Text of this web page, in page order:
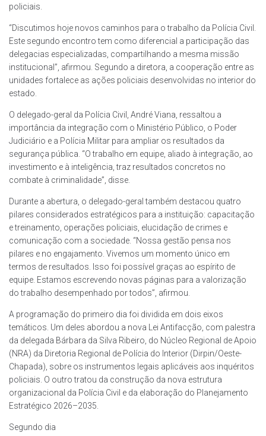
policiais.
“Discutimos hoje novos caminhos para o trabalho da Polícia Civil.
Este segundo encontro tem como diferencial a participação das
delegacias especializadas, compartilhando a mesma missão
institucional”, afirmou. Segundo a diretora, a cooperação entre as
unidades fortalece as ações policiais desenvolvidas no interior do
estado.
O delegado-geral da Polícia Civil, André Viana, ressaltou a
importância da integração com o Ministério Público, o Poder
Judiciário e a Polícia Militar para ampliar os resultados da
segurança pública. “O trabalho em equipe, aliado à integração, ao
investimento e à inteligência, traz resultados concretos no
combate à criminalidade”, disse.
Durante a abertura, o delegado-geral também destacou quatro
pilares considerados estratégicos para a instituição: capacitação
e treinamento, operações policiais, elucidação de crimes e
comunicação com a sociedade. “Nossa gestão pensa nos
pilares e no engajamento. Vivemos um momento único em
termos de resultados. Isso foi possível graças ao espírito de
equipe. Estamos escrevendo novas páginas para a valorização
do trabalho desempenhado por todos”, afirmou.
A programação do primeiro dia foi dividida em dois eixos
temáticos. Um deles abordou a nova Lei Antifacção, com palestra
da delegada Bárbara da Silva Ribeiro, do Núcleo Regional de Apoio
(NRA) da Diretoria Regional de Polícia do Interior (Dirpin/Oeste-
Chapada), sobre os instrumentos legais aplicáveis aos inquéritos
policiais. O outro tratou da construção da nova estrutura
organizacional da Polícia Civil e da elaboração do Planejamento
Estratégico 2026–2035.
Segundo dia